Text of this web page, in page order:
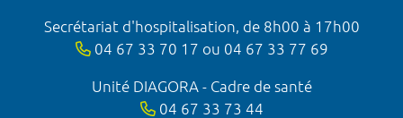
Secrétariat d'hospitalisation, de 8h00 à 17h00
04 67 33 70 17 ou 04 67 33 77 69
Unité DIAGORA - Cadre de santé
04 67 33 73 44